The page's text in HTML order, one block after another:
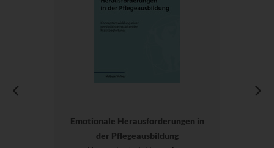
Emotionale Herausforderungen in
der Pflegeausbildung